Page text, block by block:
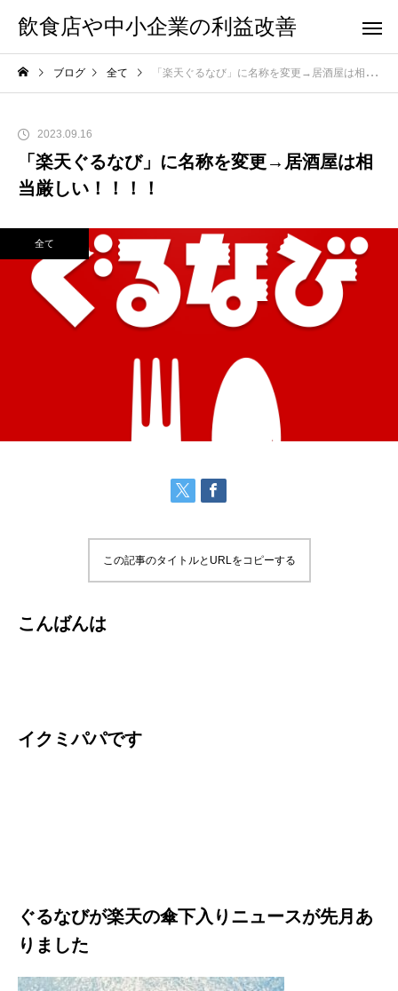
飲食店や中小企業の利益改善
ブログ 全て 「楽天ぐるなび」に名称を変更→居酒屋は相当厳しい！！！！
2023.09.16
「楽天ぐるなび」に名称を変更→居酒屋は相
当厳しい！！！！
全て
この記事のタイトルとURLをコピーする
こんばんは
イクミパパです
ぐるなびが楽天の傘下入りニュースが先月あ
りました